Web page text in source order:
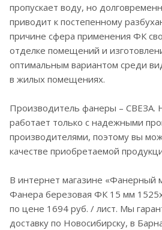
пропускает воду, но
приводит к постепенному
причине сфера применения ФК
отделке помещений и
оптимальным вариантом среди
в жилых помещениях.
Производитель фанеры – СВЕЗА.
работает только с надежными
производителями, поэтому вы
качестве приобретаемой
В интернет магазине «Фанерный
Фанера березовая ФК 15 мм
по цене 1694 руб. / лист. Мы
доставку по Новосибирску, в